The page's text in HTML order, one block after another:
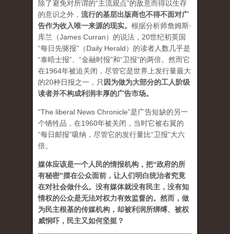
除了避免对所谓的“主流观点”的敌意而得以生存
的意识之外， 流行的基层出版商也不得不面对广
告作为收入唯一来源的现实。 根据分析师詹姆斯·
库兰（James Curran）的说法，20世纪初英国
“每日先驱报”（Daily Herald）的读者人数几乎是
“泰晤士报”、“金融时报”和“卫报”的两倍。然而它
在1964年被迫关闭，尽管它是世界上发行量最大
的20种日报之一， 只 因为做为大部分的工人阶级
读者并不构成利润丰厚的广告市场。
“The liberal News Chronicle”是广告短缺的另一
个牺牲品，在1960年被关闭，当时它被右翼的
“每日邮报”吸纳，尽管它的发行量比“卫报”大六
倍。
媒体应该是一个人民的情报机构，把“政府的所
有秘密”摆在公众面前，让人们明白统治者究竟
在对社会做什么。没有媒体就没有民主，没有知
情权的公众是无法对权力有效监督的。然而，做
为民主根基的传媒机构，却被利润所绑缚、被权
威恫吓，民主又如何坚挺？